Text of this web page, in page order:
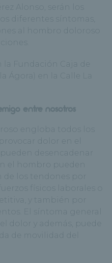
Alonso, serán los
diferentes síntomas,
al hombro doloroso
la Fundación Caja de
Ágora) en la Calle La
entre nosotros
engloba todos los
dolor en el
desencadenar
el hombro pueden
los tendones por
físicos laborales o
y también por
El síntoma general
dolor y además, puede
de movilidad del